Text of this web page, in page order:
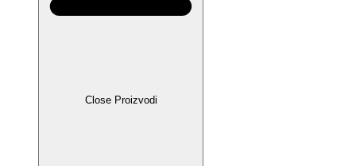
Close Proizvodi